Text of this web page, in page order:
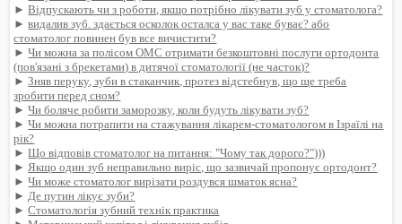
►Відпускають чи з роботи, якщо потрібно лікувати зуб у стоматолога?
►видалив зуб. здається осколок осталса у вас таке буває? або
стоматолог повинен був все вичистити?
►Чи можна за полісом ОМС отримати безкоштовні послуги ортодонта
(пов'язані з брекетами) в дитячої стоматології (не часток)?
►Зняв перуку, зуби в стаканчик, протез відстебнув, що ще треба
зробити перед сном?
►Чи боляче робити заморозку, коли будуть лікувати зуб?
►Чи можна потрапити на стажування лікарем-стоматологом в Ізраїлі на
рік?
►Що відповів стоматолог на питання: "Чому так дорого?")))
► Якщо один зуб неправильно виріс, що зазвичай пропонує ортодонт?
►Чи може стоматолог вирізати роздувся шматок ясна?
► Де путин лікує зуби?
►Стоматологія зубний технік практика